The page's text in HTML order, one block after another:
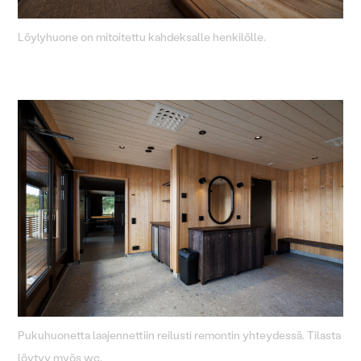
Löylyhuone on mitoitettu kahdeksalle henkilölle.
Pukuhuonetta laajennettiin reilusti remontin yhteydessä. Tilasta
löytyy myös wc.